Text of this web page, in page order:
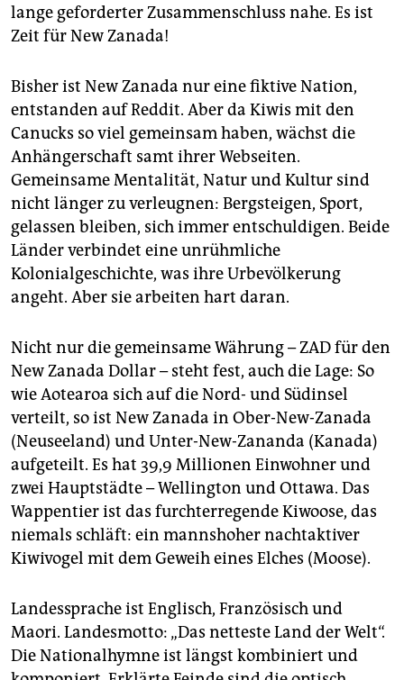
lange geforderter Zusammenschluss nahe. Es ist
Zeit für New Zanada!
Bisher ist New Zanada nur eine fiktive Nation,
entstanden auf Reddit. Aber da Kiwis mit den
Canucks so viel gemeinsam haben, wächst die
Anhängerschaft samt ihrer Webseiten.
Gemeinsame Mentalität, Natur und Kultur sind
nicht länger zu verleugnen: Bergsteigen, Sport,
gelassen bleiben, sich immer entschuldigen. Beide
Länder verbindet eine unrühmliche
Kolonialgeschichte, was ihre Urbevölkerung
angeht. Aber sie arbeiten hart daran.
Nicht nur die gemeinsame Währung – ZAD für den
New Zanada Dollar – steht fest, auch die Lage: So
wie Aotearoa sich auf die Nord- und Südinsel
verteilt, so ist New Zanada in Ober-New-Zanada
(Neuseeland) und Unter-New-Zananda (Kanada)
aufgeteilt. Es hat 39,9 Millionen Einwohner und
zwei Hauptstädte – Wellington und Ottawa. Das
Wappentier ist das furchterregende Kiwoose, das
niemals schläft: ein mannshoher nachtaktiver
Kiwivogel mit dem Geweih eines Elches (Moose).
Landessprache ist Englisch, Französisch und
Maori. Landesmotto: „Das netteste Land der Welt“.
Die Nationalhymne ist längst kombiniert und